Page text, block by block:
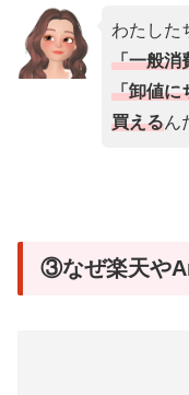
わたした
「一般消
「卸値に
買えるん
③なぜ楽天や